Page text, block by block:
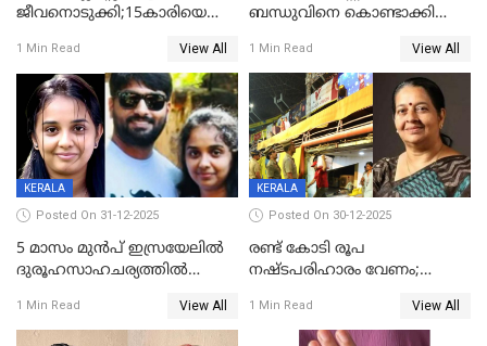
ജീവനൊടുക്കി;15കാരിയെ
കിടപ്പുമുറിയില്‍ തൂങ്ങി മരിച്ച
നിലയിൽ
1 Min Read View All
ബന്ധുവിനെ കൊണ്ടാക്കി
ലോറി സ്കൂട്ടറിൽ ഇടിച്ചു :
യുവതിക്ക് ദാരുണാന്ത്യം
1 Min Read View All
KERALA
Posted On 31-12-2025
5 മാസം മുൻപ് ഇസ്രയേലിൽ
ദുരൂഹസാഹചര്യത്തിൽ
മലയാളി യുവാവിന്റെ ഭാര്യയും
മരിച്ചു
1 Min Read View All
KERALA
Posted On 30-12-2025
രണ്ട് കോടി രൂപ
നഷ്ടപരിഹാരം വേണം;
നോട്ടീസയച്ച് ഉമാ തോമസ്
1 Min Read View All